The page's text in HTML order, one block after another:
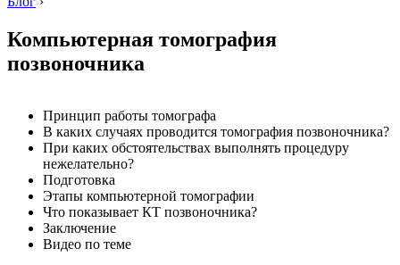
Компьютерная томография
позвоночника
Принцип работы томографа
В каких случаях проводится томография позвоночника?
При каких обстоятельствах выполнять процедуру
нежелательно?
Подготовка
Этапы компьютерной томографии
Что показывает КТ позвоночника?
Заключение
Видео по теме